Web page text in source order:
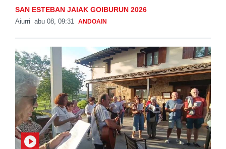
SAN ESTEBAN JAIAK GOIBURUN 2026
Aiurri abu 08, 09:31 ANDOAIN